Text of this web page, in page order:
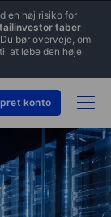
en høj risiko for
taber
Du bør overveje, om
at løbe den høje
konto